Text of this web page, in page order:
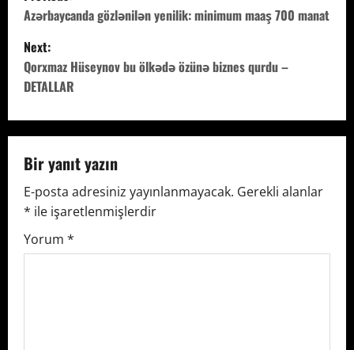
o
s
t
n
a
v
i
g
Azərbaycanda gözlənilən yenilik: minimum maaş 700 manat
Next:
Qorxmaz Hüseynov bu ölkədə özünə biznes qurdu –
DETALLAR
Bir yanıt yazın
E-posta adresiniz yayınlanmayacak. Gerekli alanlar
* ile işaretlenmişlerdir
Yorum *